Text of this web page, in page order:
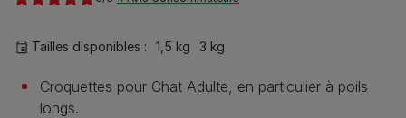
Tailles disponibles​ : 1,5 kg 3 kg
Croquettes pour Chat Adulte, en particulier à poils
longs.